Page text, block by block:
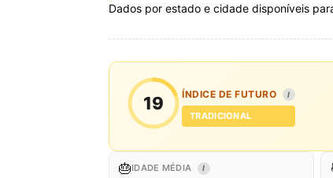
Dados por estado e cidade disponíveis
19 ÍNDICE DE FUTURO I
TRADICIONAL
🎂IDADE MÉDIA I